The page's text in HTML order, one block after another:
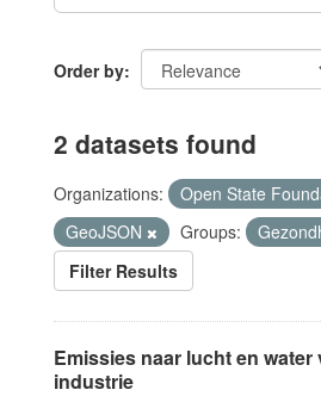
Order by
2 datasets found
Organizations: Open State
GeoJSON
Groups:
Filter Results
Emissies naar lucht en water
industrie